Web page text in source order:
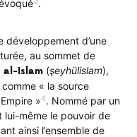
.
développement d’une
au sommet de
al-Islam (şeyhülislam),
« la source
»4. Nommé par un
lui-même le pouvoir de
ainsi l’ensemble de